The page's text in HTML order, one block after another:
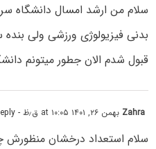
سلام من ارشد امسال دانشگاه
بدنی فیزیولوژی ورزشی ولی بنده
قبول شدم الان جطور میتونم
Zahra بهمن ۲۶, ۱۴۰۱ at ۱۰:۰۵ ق٫ظ - Reply
سلام استعداد درخشان منظورش